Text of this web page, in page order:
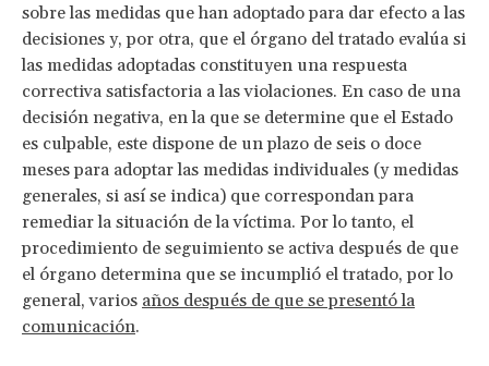
sobre las medidas que han adoptado para dar efecto a las
decisiones y, por otra, que el órgano del tratado evalúa si
las medidas adoptadas constituyen una respuesta
correctiva satisfactoria a las violaciones. En caso de una
decisión negativa, en la que se determine que el Estado
es culpable, este dispone de un plazo de seis o doce
meses para adoptar las medidas individuales (y medidas
generales, si así se indica) que correspondan para
remediar la situación de la víctima. Por lo tanto, el
procedimiento de seguimiento se activa después de que
el órgano determina que se incumplió el tratado, por lo
general, varios años después de que se presentó la
comunicación.